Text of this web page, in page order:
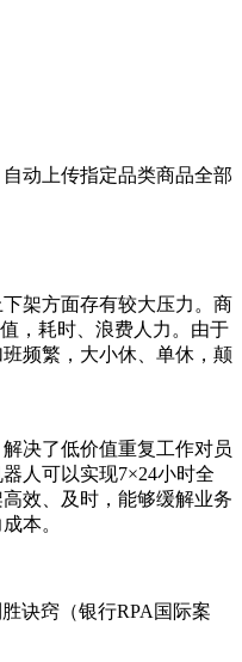
动上传指定品类商品全部
架方面存有较大压力。商
，耗时、浪费人力。由于
频繁，大小休、单休，颠
决了低价值重复工作对员
人可以实现7×24小时全
效、及时，能够缓解业务
本。
诀窍（银行RPA国际案